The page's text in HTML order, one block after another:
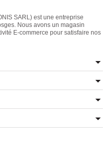
SARL) est une entreprise
Nous avons un magasin
E-commerce pour satisfaire nos